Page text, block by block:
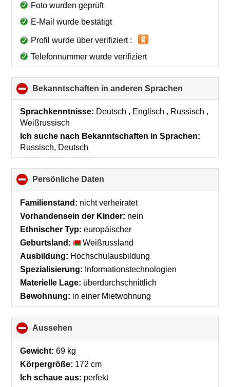
contents
Foto wurden geprüft
E-Mail wurde bestätigt
Profil wurde über verifiziert :
Telefonnummer wurde verifiziert
Bekanntschaften in anderen Sprachen
to
collapse
Sprachkenntnisse: Deutsch , Englisch , Russisch ,
Weißrussisch
Ich suche nach Bekanntschaften in Sprachen:
Russisch, Deutsch
Persönliche Daten
to
collapse
Familienstand: nicht verheiratet
Vorhandensein der Kinder: nein
Ethnischer Typ: europäischer
Geburtsland:
Weißrussland
Ausbildung: Hochschulausbildung
Spezialisierung: Informationstechnologien
Materielle Lage: überdurchschnittlich
Bewohnung: in einer Mietwohnung
Aussehen
to
collapse
Gewicht: 69 kg
Körpergröße: 172 cm
Ich schaue aus: perfekt